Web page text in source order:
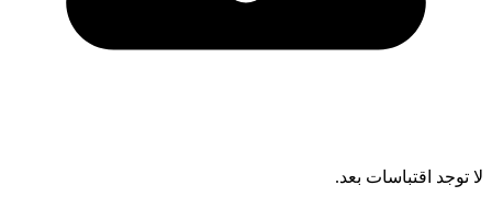
لا توجد اقتباسات بعد.